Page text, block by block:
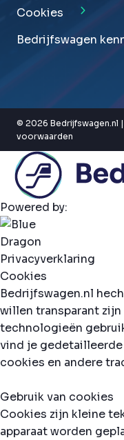
Cookies
Bedrijfswagen
© 2026 Bedrijfswagen.nl |
voorwaarden
Powered by:
Privacyverklaring
Cookies
Bedrijfswagen.nl
willen transparant
technologieën
vind je
cookies en andere
Gebruik van cookies
Cookies zijn kleine
apparaat worden